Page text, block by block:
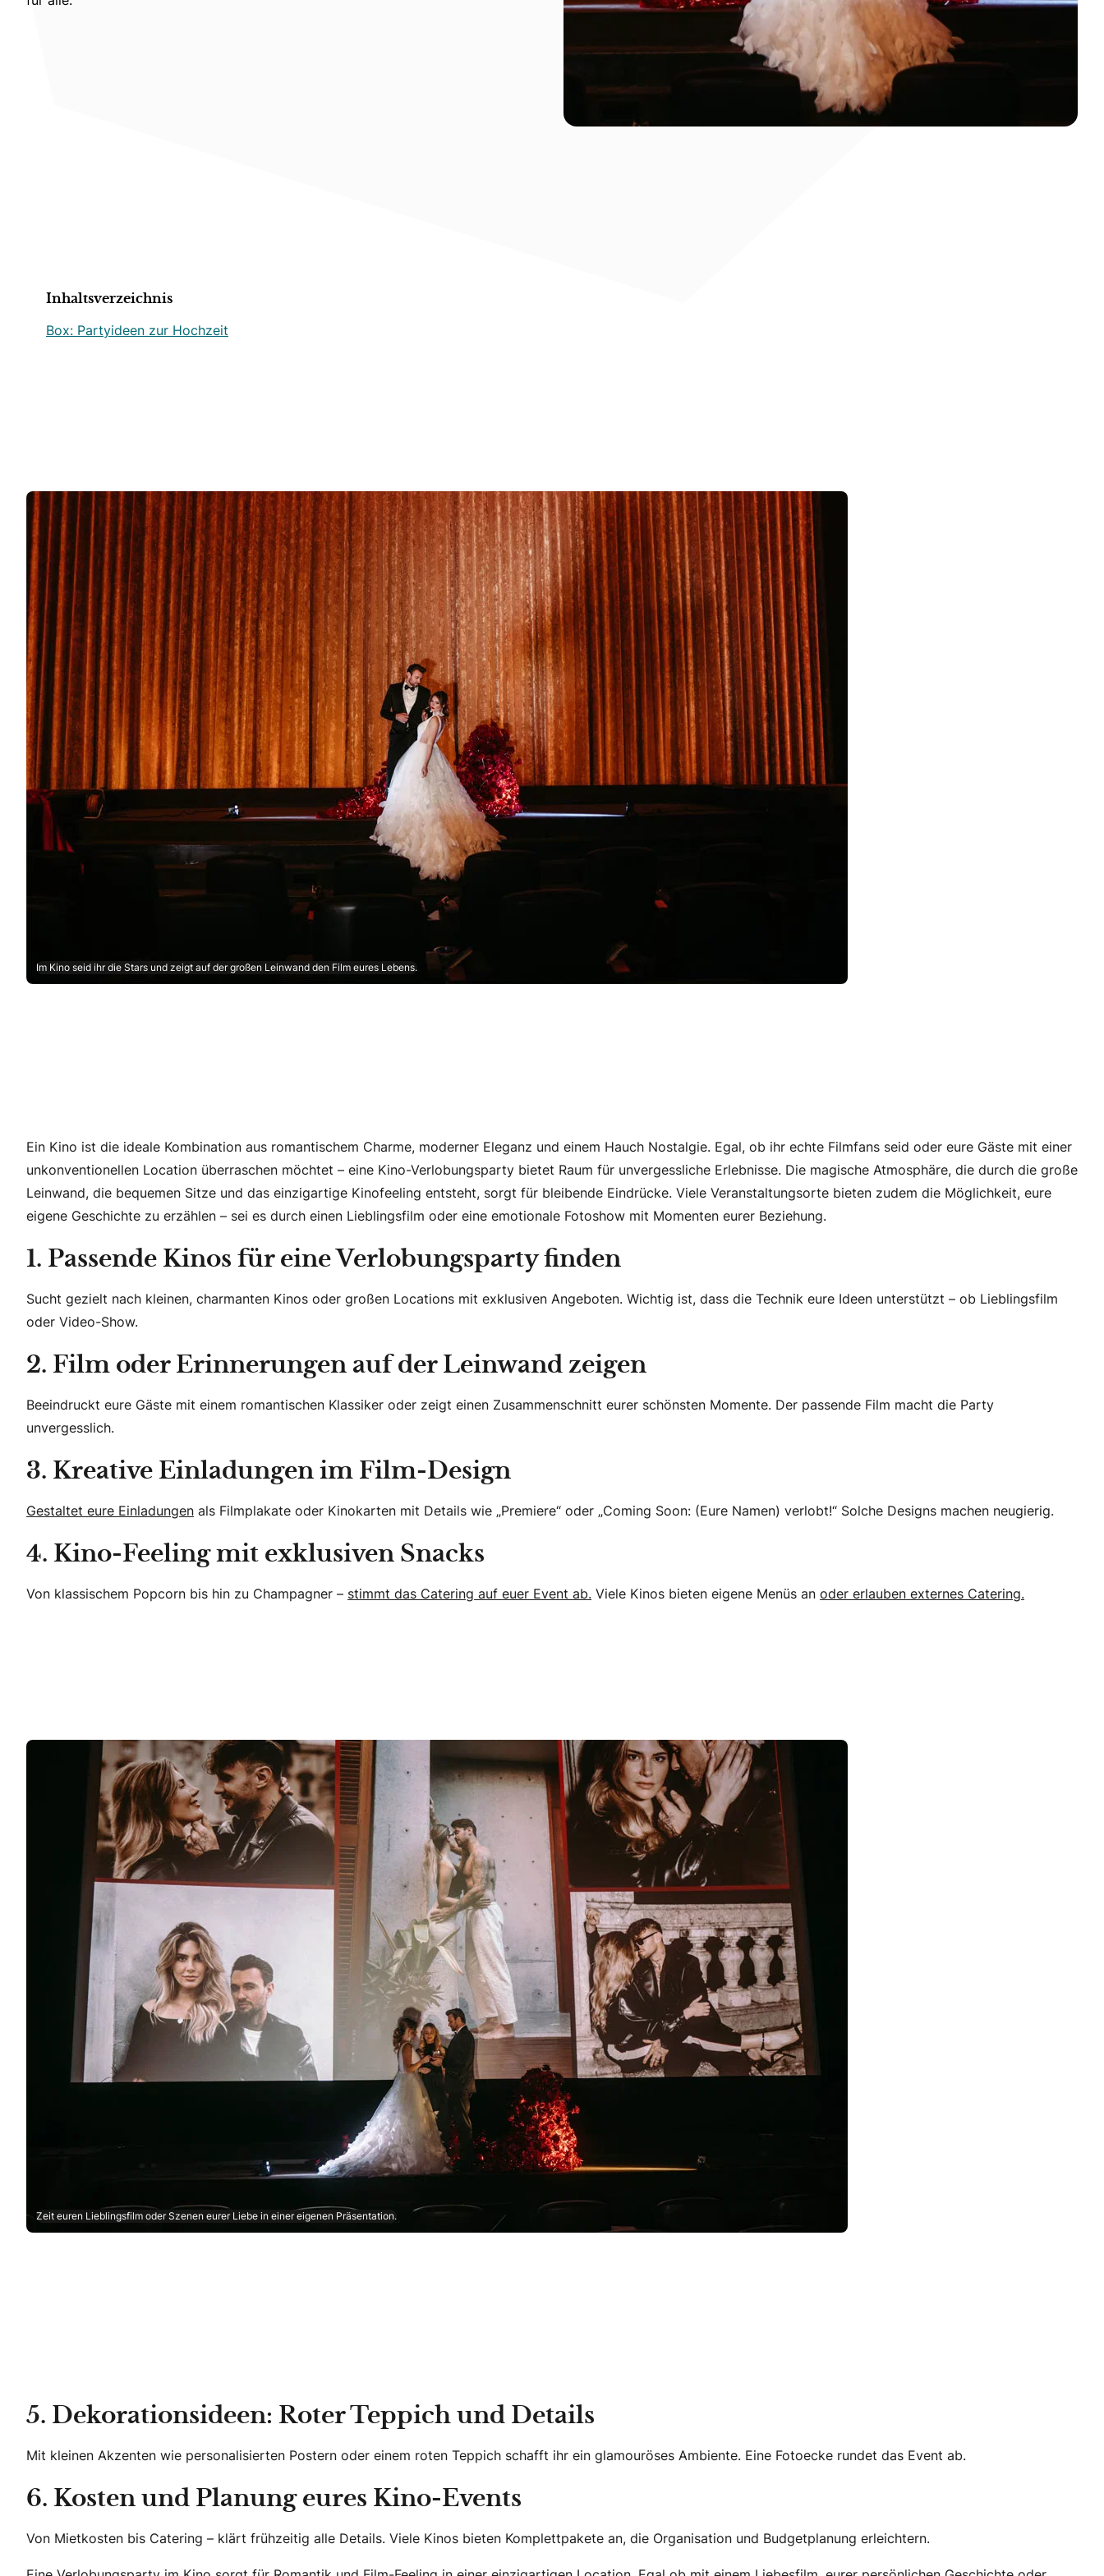
Inhaltsverzeichnis
Box: Partyideen zur Hochzeit
Im Kino seid ihr die Stars und zeigt auf der großen Leinwand den Film eures Lebens.
Ein Kino ist die ideale Kombination aus romantischem Charme, moderner Eleganz und einem Hauch Nostalgie. Egal, ob ihr echte Filmfans seid oder eure Gäste mit einer
unkonventionellen Location überraschen möchtet – eine Kino-Verlobungsparty bietet Raum für unvergessliche Erlebnisse. Die magische Atmosphäre, die durch die große
Leinwand, die bequemen Sitze und das einzigartige Kinofeeling entsteht, sorgt für bleibende Eindrücke. Viele Veranstaltungsorte bieten zudem die Möglichkeit, eure
eigene Geschichte zu erzählen – sei es durch einen Lieblingsfilm oder eine emotionale Fotoshow mit Momenten eurer Beziehung.
1. Passende Kinos für eine Verlobungsparty finden
Sucht gezielt nach kleinen, charmanten Kinos oder großen Locations mit exklusiven Angeboten. Wichtig ist, dass die Technik eure Ideen unterstützt – ob Lieblingsfilm
oder Video-Show.
2. Film oder Erinnerungen auf der Leinwand zeigen
Beeindruckt eure Gäste mit einem romantischen Klassiker oder zeigt einen Zusammenschnitt eurer schönsten Momente. Der passende Film macht die Party
unvergesslich.
3. Kreative Einladungen im Film-Design
Gestaltet eure Einladungen als Filmplakate oder Kinokarten mit Details wie „Premiere“ oder „Coming Soon: (Eure Namen) verlobt!“ Solche Designs machen neugierig.
4. Kino-Feeling mit exklusiven Snacks
Von klassischem Popcorn bis hin zu Champagner – stimmt das Catering auf euer Event ab. Viele Kinos bieten eigene Menüs an oder erlauben externes Catering.
Zeit euren Lieblingsfilm oder Szenen eurer Liebe in einer eigenen Präsentation.
5. Dekorationsideen: Roter Teppich und Details
Mit kleinen Akzenten wie personalisierten Postern oder einem roten Teppich schafft ihr ein glamouröses Ambiente. Eine Fotoecke rundet das Event ab.
6. Kosten und Planung eures Kino-Events
Von Mietkosten bis Catering – klärt frühzeitig alle Details. Viele Kinos bieten Komplettpakete an, die Organisation und Budgetplanung erleichtern.